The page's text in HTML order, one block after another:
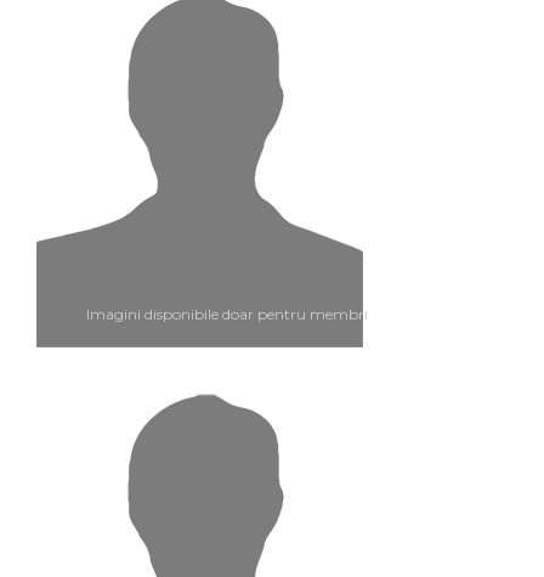
Imagini disponibile doar pentru membri